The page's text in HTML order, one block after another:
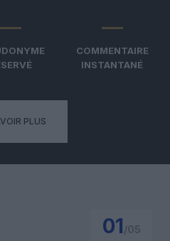
COMMENTAIRE
INSTANTANÉ
PLUS
01